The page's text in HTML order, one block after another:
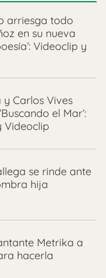
arriesga todo
en su nueva
Videoclip y
y Carlos Vives
el Mar’:
Videoclip
se rinde ante
hija
Metrika a
hacerla